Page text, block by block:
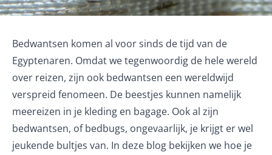
Bedwantsen komen al voor sinds detijd van de
Egyptenaren. Omdat we tegenwoordig de hele wereld
over reizen, zijn ook bedwantsen een wereldwijd
verspreid fenomeen. De beestjes kunnen namelijk
meereizen in je kleding en bagage. Ook al zijn
bedwantsen, of bedbugs, ongevaarlijk, je krijgt er wel
jeukende bultjes van. In deze blog bekijken we hoe je